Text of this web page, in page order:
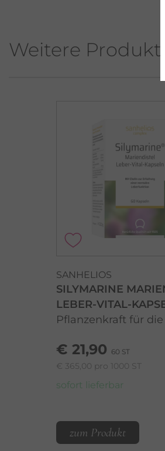
Weitere
SANHELIOS
SILYMARINE
LEBER-VITAL-
Pflanzenkraft für
€ 21,90 60 ST
€ 365,00 pro 1000 ST
sofort lieferbar
zum Produkt